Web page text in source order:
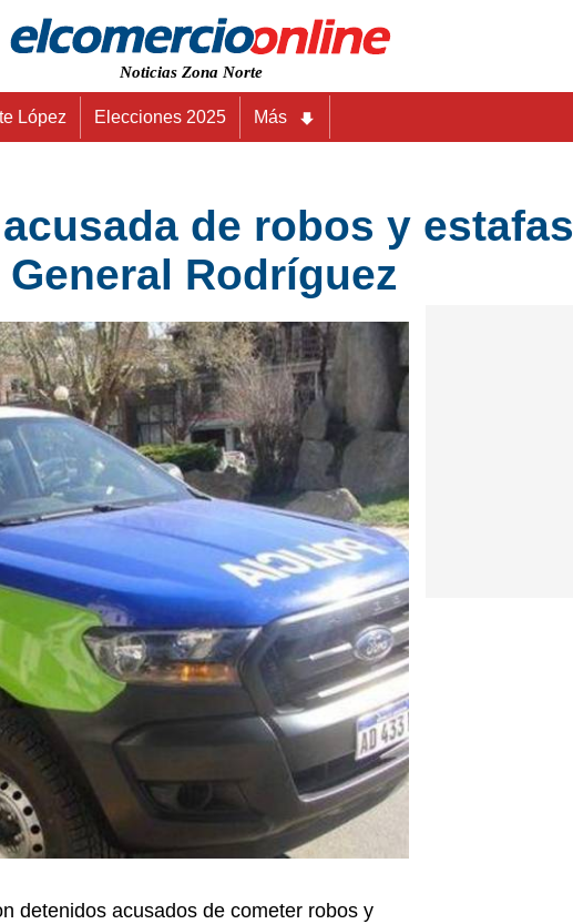
Noticias Zona Norte
López Elecciones 2025 Más
de robos y
Rodríguez
detenidos acusados de cometer robos y